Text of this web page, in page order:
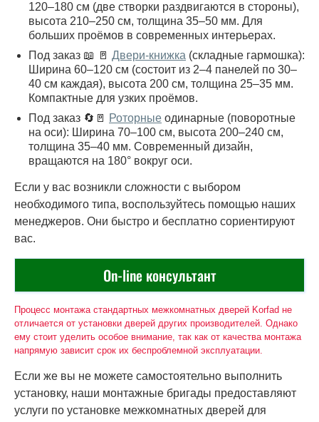
120–180 см (две створки раздвигаются в стороны),
высота 210–250 см, толщина 35–50 мм. Для
больших проёмов в современных интерьерах.
Под заказ 📖 🚪 Двери-книжка (складные гармошка):
Ширина 60–120 см (состоит из 2–4 панелей по 30–
40 см каждая), высота 200 см, толщина 25–35 мм.
Компактные для узких проёмов.
Под заказ 🔄🚪 Роторные одинарные (поворотные
на оси): Ширина 70–100 см, высота 200–240 см,
толщина 35–40 мм. Современный дизайн,
вращаются на 180° вокруг оси.
Если у вас возникли сложности с выбором
необходимого типа, воспользуйтесь помощью наших
менеджеров. Они быстро и бесплатно сориентируют
вас.
On-line консультант
Процесс монтажа стандартных межкомнатных дверей Korfad не
отличается от установки дверей других производителей. Однако
ему стоит уделить особое внимание, так как от качества монтажа
напрямую зависит срок их беспроблемной эксплуатации.
Если же вы не можете самостоятельно выполнить
установку, наши монтажные бригады предоставляют
услуги по установке межкомнатных дверей для